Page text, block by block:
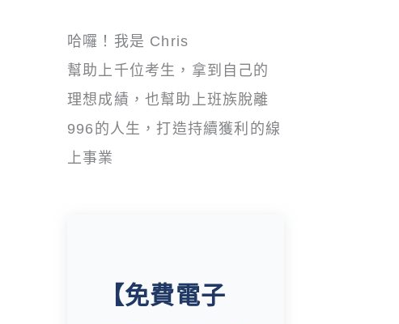
哈囉！我是 Chris
幫助上千位考生，拿到自己的
理想成績，也幫助上班族脫離
996的人生，打造持續獲利的線
上事業
【免費電子